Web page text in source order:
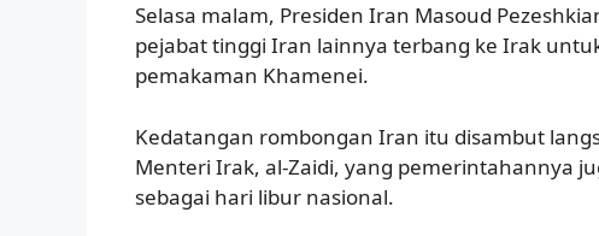
Selasa malam, Presiden Iran Masoud
pejabat tinggi Iran lainnya terbang ke Irak
pemakaman Khamenei.
Kedatangan rombongan Iran itu disambut
Menteri Irak, al-Zaidi, yang pemerintahannya
sebagai hari libur nasional.